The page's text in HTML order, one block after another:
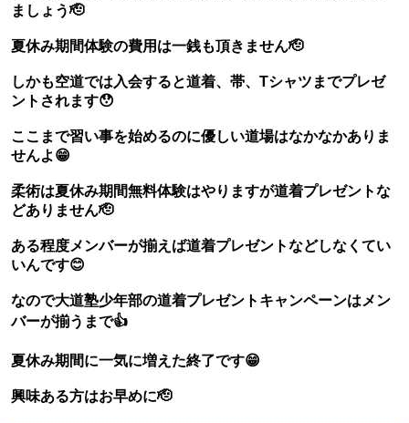
ましょう🫡
夏休み期間体験の費用は一銭も頂きません🫡
しかも空道では入会すると道着、帯、Tシャツまでプレゼ
ントされます😯
ここまで習い事を始めるのに優しい道場はなかなかありま
せんよ😁
柔術は夏休み期間無料体験はやりますが道着プレゼントな
どありません🫡
ある程度メンバーが揃えば道着プレゼントなどしなくてい
いんです😊
なので大道塾少年部の道着プレゼントキャンペーンはメン
バーが揃うまで👍
夏休み期間に一気に増えた終了です😁
興味ある方はお早めに🫡